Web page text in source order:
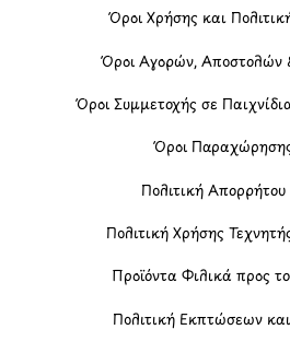
Όροι Χρήσης και
Όροι Αγορών, Αποστολών
Όροι Συμμετοχής σε
Όροι
Πολιτική
Πολιτική Χρήσης
Προϊόντα Φιλικά προς
Πολιτική Εκπτώσεων